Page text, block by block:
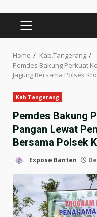
PRIMARY
MENU
Home
Kab.Tangerang
Pemdes Bakung Perkuat
Jagung Bersama Polsek
Kab.Tangerang
Pemdes Bakung
Pangan Lewat
Bersama Polsek
Expose Banten